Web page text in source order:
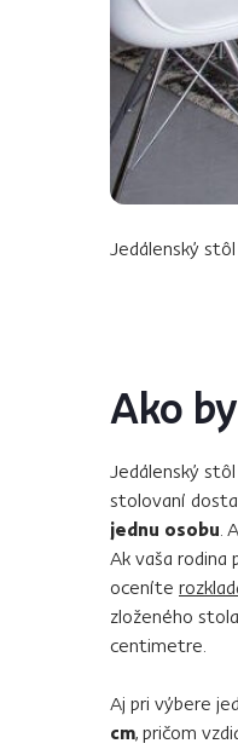
Jedálenský
Ako
Jedálenský stôl
stolovaní
jednu osobu.
Ak vaša rodina
oceníte
zloženého
centimetre.
Aj pri výbere
cm, pričom